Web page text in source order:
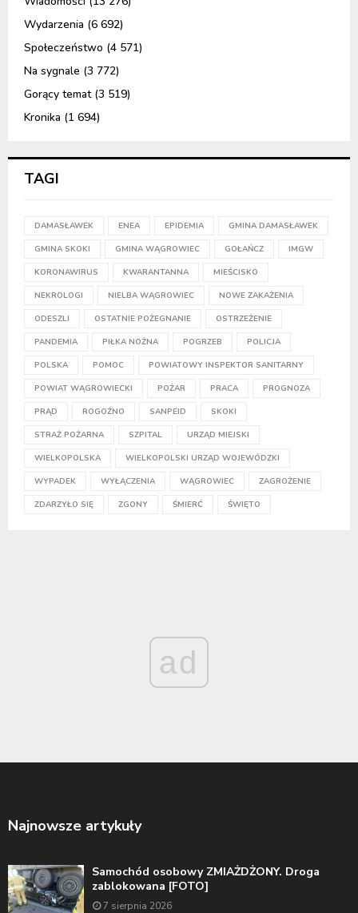
Wydarzenia (6 692)
Społeczeństwo (4 571)
Na sygnale (3 772)
Gorący temat(3 519)
Kronika (1 694)
TAGI
DAMASŁAWEK ENEA EPIDEMIA GMINA DAMASŁAWEK
GMINA SKOKI GMINA WĄGROWIEC GOŁAŃCZ IMGW
KORONAWIRUS KWARANTANNA MIEŚCISKO
NEKROLOGI NIELBA WĄGROWIEC NOWE ZAKAŻENIA
ODESZLI OSTATNIE POŻEGNANIE OSTRZEŻENIE
PANDEMIA PIŁKA NOŻNA POGRZEB POLICJA
POLSKA POMOC POWIATOWY INSPEKTOR SANITARNY
POWIAT WĄGROWIECKI POŻAR PRACA PROGNOZA
PRĄD ROGOŹNO SANPEID SKOKI
STRAŻ POŻARNA SZPITAL URZĄD MIEJSKI
WIELKOPOLSKA WIELKOPOLSKI URZĄD WOJEWÓDZKI
WYPADEK WYŁĄCZENIA WĄGROWIEC ZAGROŻENIE
ZDARZYŁO SIĘ ZGONY ŚMIERĆ ŚWIĘTO
ad
Najnowsze artykuły
Samochód osobowy ZMIAŻDŻONY. Droga
zablokowana [FOTO]
7 sierpnia 2026